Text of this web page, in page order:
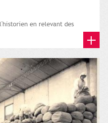
en relevant des